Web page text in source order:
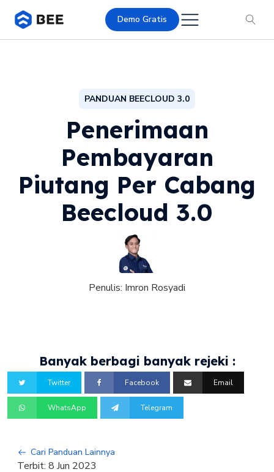
Demo Gratis
PANDUAN BEECLOUD 3.0
Penerimaan
Pembayaran
Piutang Per Cabang
Beecloud 3.0
Penulis: Imron Rosyadi
Banyak berbagi banyak rejeki :
Twitter Facebook Email
WhatsApp Telegram
Cari Panduan Lainnya
Terbit: 8 Jun 2023